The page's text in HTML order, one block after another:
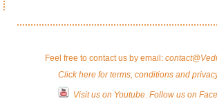
Feel free to contact us by email:
Click here for terms, conditions and
Visit us on Youtube. Follow us on